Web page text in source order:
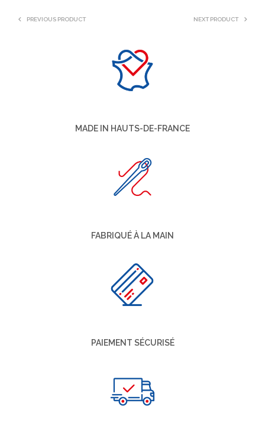
PREVIOUS PRODUCT NEXT PRODUCT
MADE IN HAUTS-DE-FRANCE
FABRIQUÉ À LA MAIN
PAIEMENT SÉCURISÉ